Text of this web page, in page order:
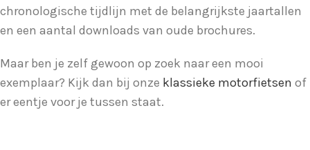
chronologische tijdlijn met de belangrijkste jaartallen
en een aantal downloads van oude brochures.
Maar ben je zelf gewoon op zoek naar een mooi
exemplaar? Kijk dan bij onze klassieke motorfietsen of
er eentje voor je tussen staat.